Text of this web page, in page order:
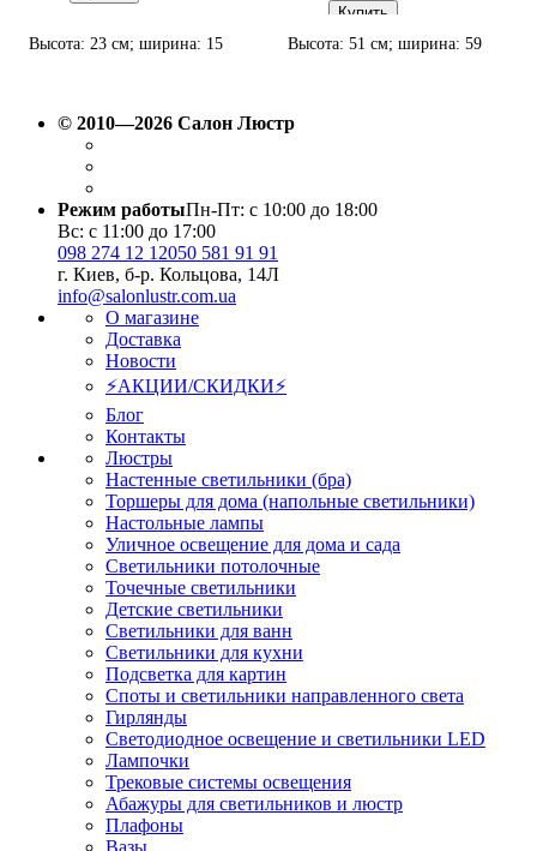
Высота: 23 см; ширина: 15
Купить
Высота: 51 см; ширина: 59
© 2010—2026 Салон Люстр
Режим работыПн-Пт: с 10:00 до 18:00
Вс: с 11:00 до 17:00
098 274 12 12050 581 91 91
г. Киев, б-р. Кольцова, 14Л
info@salonlustr.com.ua
О магазине
Доставка
Новости
⚡АКЦИИ/СКИДКИ⚡
Блог
Контакты
Люстры
Настенные светильники (бра)
Торшеры для дома (напольные светильники)
Настольные лампы
Уличное освещение для дома и сада
Светильники потолочные
Точечные светильники
Детские светильники
Светильники для ванн
Светильники для кухни
Подсветка для картин
Споты и светильники направленного света
Гирлянды
Светодиодное освещение и светильники LED
Лампочки
Трековые системы освещения
Абажуры для светильников и люстр
Плафоны
Вазы